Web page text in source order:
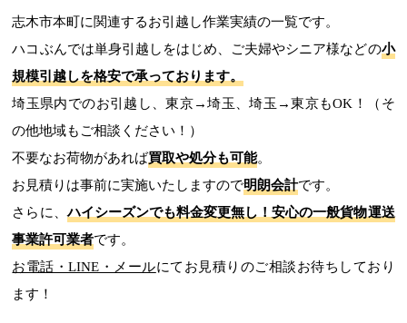
志木市本町に関連するお引越し作業実績の一覧です。
ハコぶんでは単身引越しをはじめ、ご夫婦やシニア様などの小
規模引越しを格安で承っております。
埼玉県内でのお引越し、東京→埼玉、埼玉→東京もOK！（そ
の他地域もご相談ください！）
不要なお荷物があれば買取や処分も可能。
お見積りは事前に実施いたしますので明朗会計です。
さらに、ハイシーズンでも料金変更無し！安心の一般貨物運送
事業許可業者です。
お電話・LINE・メールにてお見積りのご相談お待ちしており
ます！